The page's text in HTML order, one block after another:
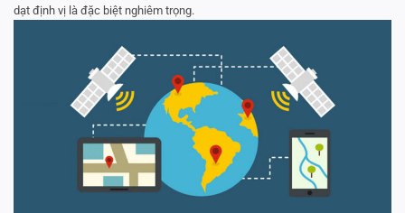
dạt định vị là đặc biệt nghiêm trọng.